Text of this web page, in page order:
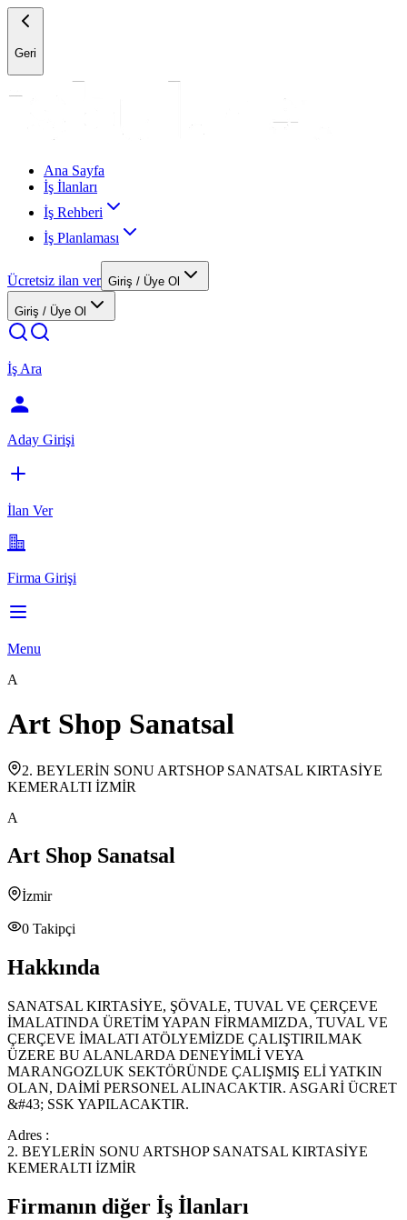
Geri
Ana Sayfa
İş İlanları
İş Rehberi
İş Planlaması
Ücretsiz ilan ver Giriş / Üye Ol
Giriş / Üye Ol
İş Ara
Aday Girişi
İlan Ver
Firma Girişi
Menu
A
Art Shop Sanatsal
2. BEYLERİN SONU ARTSHOP SANATSAL KIRTASİYE
KEMERALTI İZMİR
A
Art Shop Sanatsal
İzmir
0 Takipçi
Hakkında
SANATSAL KIRTASİYE, ŞÖVALE, TUVAL VE ÇERÇEVE
İMALATINDA ÜRETİM YAPAN FİRMAMIZDA, TUVAL VE
ÇERÇEVE İMALATI ATÖLYEMİZDE ÇALIŞTIRILMAK
ÜZERE BU ALANLARDA DENEYİMLİ VEYA
MARANGOZLUK SEKTÖRÜNDE ÇALIŞMIŞ ELİ YATKIN
OLAN, DAİMİ PERSONEL ALINACAKTIR. ASGARİ ÜCRET
&#43; SSK YAPILACAKTIR.
Adres :
2. BEYLERİN SONU ARTSHOP SANATSAL KIRTASİYE
KEMERALTI İZMİR
Firmanın diğer İş İlanları